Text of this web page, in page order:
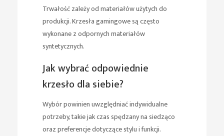
Trwałość zależy od materiałów użytych do
produkcji. Krzesła gamingowe są często
wykonane z odpornych materiałów
syntetycznych.
Jak wybrać odpowiednie
krzesło dla siebie?
Wybór powinien uwzględniać indywidualne
potrzeby, takie jak czas spędzany na siedząco
oraz preferencje dotyczące stylu i funkcji.